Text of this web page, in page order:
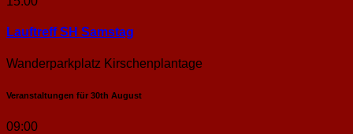
Lauftreff SH Samstag
Wanderparkplatz Kirschenplantage
Veranstaltungen für 30th August
09:00